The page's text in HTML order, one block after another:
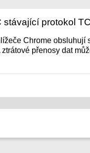
stávající protokol
Chrome obsluhují
přenosy dat